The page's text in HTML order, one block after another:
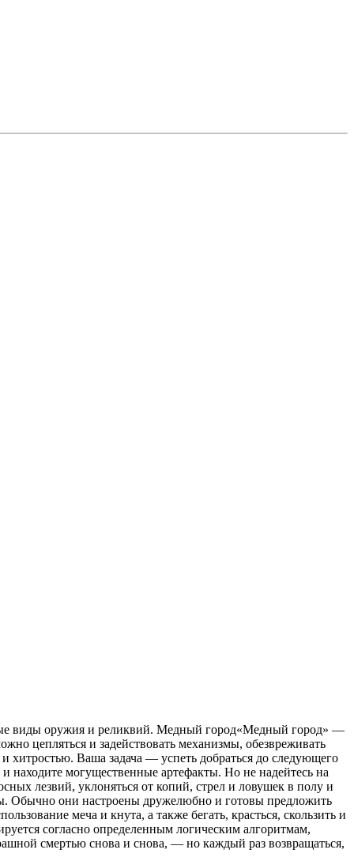
виды оружия и реликвий. Медный город«Медный город» —
цепляться и задействовать механизмы, обезвреживать
хитростью. Ваша задача — успеть добраться до следующего
находите могущественные артефакты. Но не надейтесь на
лезвий, уклоняться от копий, стрел и ловушек в полу и
Обычно они настроены дружелюбно и готовы предложить
меча и кнута, а также бегать, красться, скользить и
согласно определенным логическим алгоритмам,
смертью снова и снова, — но каждый раз возвращаться,